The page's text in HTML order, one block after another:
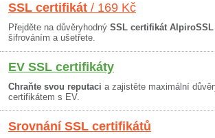
SSL certifikát / 169 Kč
Přejděte na důvěryhodný SSL certifikát AlpiroSSL
šifrováním a ušetřete.
EV SSL certifikáty
Chraňte svou reputaci a zajistěte maximální
certifikátem s EV.
Srovnání SSL certifikátů